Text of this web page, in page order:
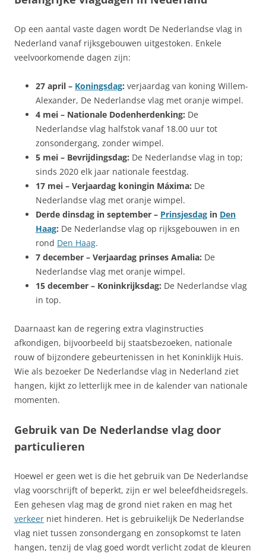
Op een aantal vaste dagen wordt De Nederlandse vlag in
Nederland vanaf rijksgebouwen uitgestoken. Enkele
veelvoorkomende dagen zijn:
27 april – Koningsdag: verjaardag van koning Willem-
Alexander, De Nederlandse vlag met oranje wimpel.
4 mei – Nationale Dodenherdenking: De
Nederlandse vlag halfstok vanaf 18.00 uur tot
zonsondergang, zonder wimpel.
5 mei – Bevrijdingsdag: De Nederlandse vlag in top;
sinds 2020 elk jaar nationale feestdag.
17 mei – Verjaardag koningin Máxima: De
Nederlandse vlag met oranje wimpel.
Derde dinsdag in september – Prinsjesdag in Den
Haag: De Nederlandse vlag op rijksgebouwen in en
rond Den Haag.
7 december – Verjaardag prinses Amalia: De
Nederlandse vlag met oranje wimpel.
15 december – Koninkrijksdag: De Nederlandse vlag
in top.
Daarnaast kan de regering extra vlaginstructies
afkondigen, bijvoorbeeld bij staatsbezoeken, nationale
rouw of bijzondere gebeurtenissen in het Koninklijk Huis.
Wie als bezoeker De Nederlandse vlag in Nederland ziet
hangen, kijkt zo letterlijk mee in de kalender van nationale
momenten.
Gebruik van De Nederlandse vlag door
particulieren
Hoewel er geen wet is die het gebruik van De Nederlandse
vlag voorschrijft of beperkt, zijn er wel beleefdheidsregels.
Een gehesen vlag mag de grond niet raken en mag het
verkeer niet hinderen. Het is gebruikelijk De Nederlandse
vlag niet tussen zonsondergang en zonsopkomst te laten
hangen, tenzij de vlag goed wordt verlicht zodat de kleuren